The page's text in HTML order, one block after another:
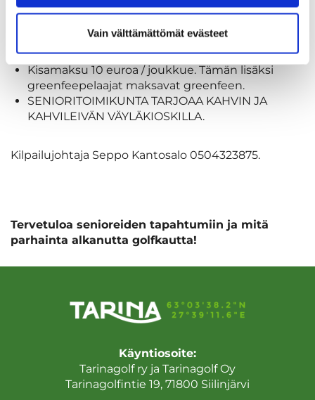
Vain välttämättömät evästeet
Lähdöt klo 17 alkaen Uudelle Tarinalle
Ilmoittautuminen VAIN caddiemasterille
maanantaihin 8.6. klo 12 mennessä.
Kisamaksu 10 euroa / joukkue. Tämän lisäksi
greenfeepelaajat maksavat greenfeen.
SENIORITOIMIKUNTA TARJOAA KAHVIN JA
KAHVILEIVÄN VÄYLÄKIOSKILLA.
Kilpailujohtaja Seppo Kantosalo 0504323875.
Tervetuloa senioreiden tapahtumiin ja mitä
parhainta alkanutta golfkautta!
Käyntiosoite:
Tarinagolf ry ja Tarinagolf Oy
Tarinagolfintie 19, 71800 Siilinjärvi